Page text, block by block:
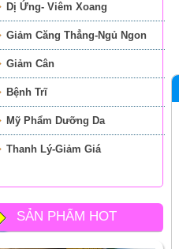
Dị Ứng- Viêm Xoang
Giảm Căng Thẳng-Ngủ Ngon
Giảm Cân
Bệnh Trĩ
Mỹ Phẩm Dưỡng Da
Thanh Lý-Giảm Giá
SẢN PHẨM HOT